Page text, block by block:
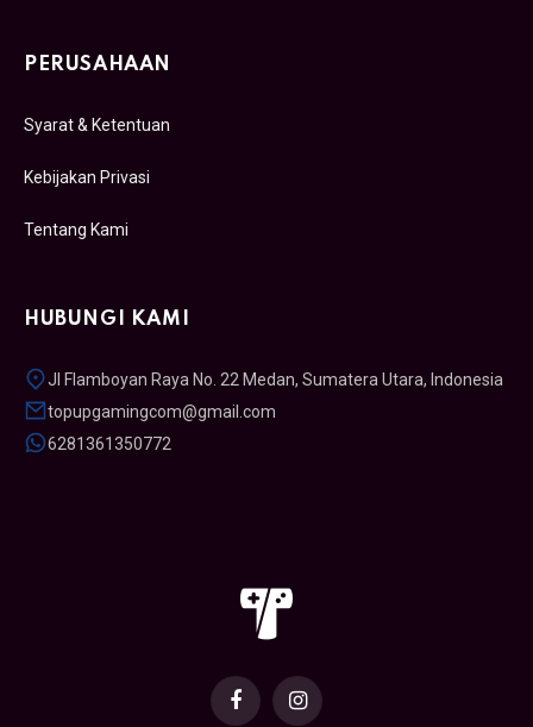
PERUSAHAAN
Syarat & Ketentuan
Kebijakan Privasi
Tentang Kami
HUBUNGI KAMI
Jl Flamboyan Raya No. 22 Medan, Sumatera Utara, Indonesia
topupgamingcom@gmail.com
6281361350772
FacebookInstagram